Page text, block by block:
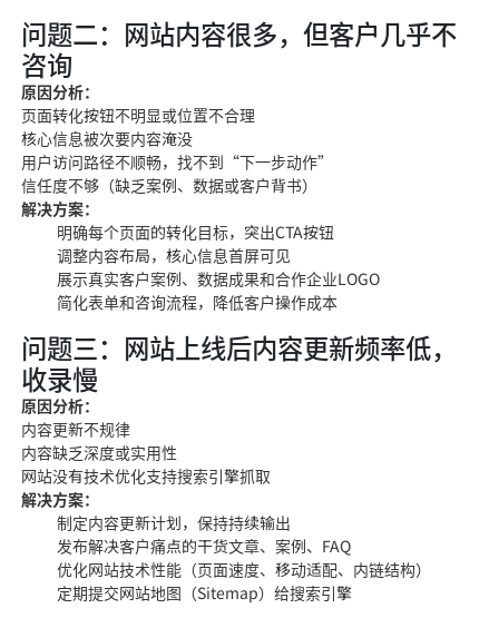
问题二：网站内容很多，但客户几乎不
咨询
原因分析：
页面转化按钮不明显或位置不合理
核心信息被次要内容淹没
用户访问路径不顺畅，找不到“下一步动作”
信任度不够（缺乏案例、数据或客户背书）
解决方案：
明确每个页面的转化目标，突出CTA按钮
调整内容布局，核心信息首屏可见
展示真实客户案例、数据成果和合作企业LOGO
简化表单和咨询流程，降低客户操作成本
问题三：网站上线后内容更新频率低，
收录慢
原因分析：
内容更新不规律
内容缺乏深度或实用性
网站没有技术优化支持搜索引擎抓取
解决方案：
制定内容更新计划，保持持续输出
发布解决客户痛点的干货文章、案例、FAQ
优化网站技术性能（页面速度、移动适配、内链结构）
定期提交网站地图（Sitemap）给搜索引擎